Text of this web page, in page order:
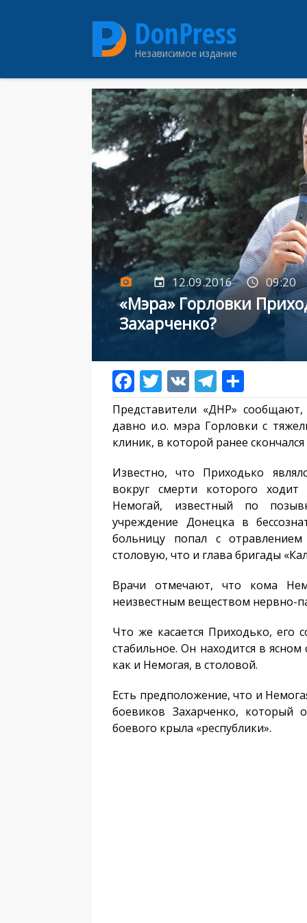
DonPress
Независимое издание
12.09.2016 09:20
«Мэра» Горловки
Захарченко?
Представители «ДНР»
давно и.о. мэра Горловки с
клиник, в которой ранее
Известно, что Приходько
вокруг смерти которого ходит
Немогай, известный по
учреждение Донецка в
больницу попал с
столовую, что и глава бригады
Врачи отмечают, что кома
неизвестным веществом нервно-
Что же касается Приходько, его
стабильное. Он находится в
как и Немогая, в столовой.
Есть предположение, что и
боевиков Захарченко, который
боевого крыла «республики».